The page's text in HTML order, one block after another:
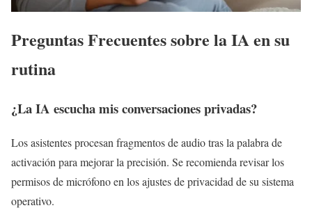
Preguntas Frecuentes sobre la IA en su
rutina
¿La IA escucha mis conversaciones privadas?
Los asistentes procesan fragmentos de audio tras la palabra de
activación para mejorar la precisión. Se recomienda revisar los
permisos de micrófono en los ajustes de privacidad de su sistema
operativo.